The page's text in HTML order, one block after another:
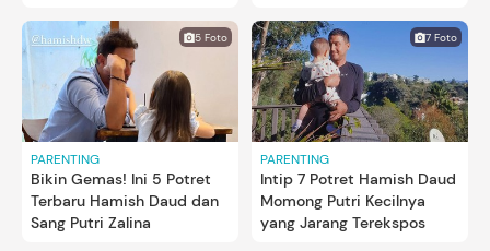
5 Foto
PARENTING
Bikin Gemas! Ini 5 Potret
Terbaru Hamish Daud dan
Sang Putri Zalina
7 Foto
PARENTING
Intip 7 Potret Hamish Daud
Momong Putri Kecilnya
yang Jarang Terekspos